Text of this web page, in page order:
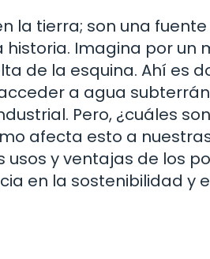
la tierra; son una
Imagina por un
de la esquina. Ahí es
a agua
Pero, ¿cuáles
afecta esto a
y ventajas de los
en la sostenibilidad y